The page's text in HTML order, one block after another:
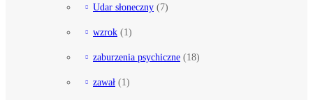
Udar słoneczny (7)
wzrok (1)
zaburzenia psychiczne (18)
zawał (1)